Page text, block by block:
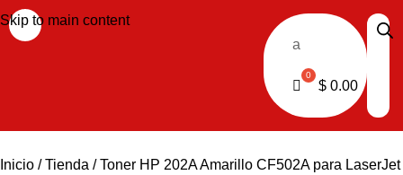
Skip to main content
a
$ 0.00
Inicio Tienda
Toner HP 202A Amarillo CF502A para LaserJet